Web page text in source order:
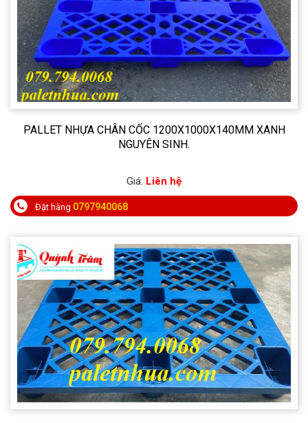
PALLET NHỰA CHÂN CỐC 1200X1000X140MM XANH
NGUYÊN SINH.
Giá: Liên hệ
Đặt hàng 0797940068